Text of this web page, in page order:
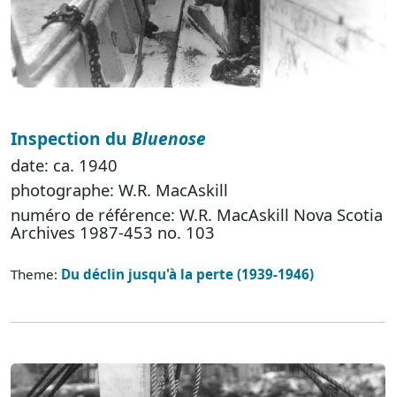
Inspection du Bluenose
date: ca. 1940
photographe: W.R. MacAskill
numéro de référence: W.R. MacAskill Nova Scotia
Archives 1987-453 no. 103
Theme: Du déclin jusqu'à la perte (1939-1946)